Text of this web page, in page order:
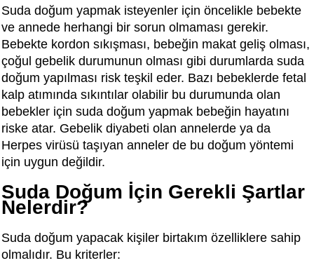
Suda doğum yapmak isteyenler için öncelikle bebekte
ve annede herhangi bir sorun olmaması gerekir.
Bebekte kordon sıkışması, bebeğin makat geliş olması,
çoğul gebelik durumunun olması gibi durumlarda suda
doğum yapılması risk teşkil eder. Bazı bebeklerde fetal
kalp atımında sıkıntılar olabilir bu durumunda olan
bebekler için suda doğum yapmak bebeğin hayatını
riske atar. Gebelik diyabeti olan annelerde ya da
Herpes virüsü taşıyan anneler de bu doğum yöntemi
için uygun değildir.
Suda Doğum İçin Gerekli Şartlar
Nelerdir?
Suda doğum yapacak kişiler birtakım özelliklere sahip
olmalıdır. Bu kriterler: